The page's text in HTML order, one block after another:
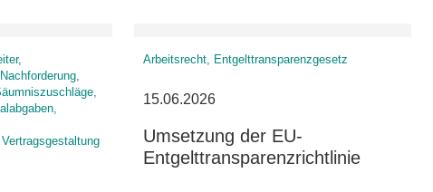
Arbeitsrecht, Entgelttransparenzgesetz
15.06.2026
Umsetzung der EU-
Entgelttransparenzrichtlinie